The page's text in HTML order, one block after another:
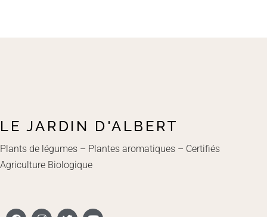
LE JARDIN D'ALBERT
Plants de légumes – Plantes aromatiques – Certifiés
Agriculture Biologique